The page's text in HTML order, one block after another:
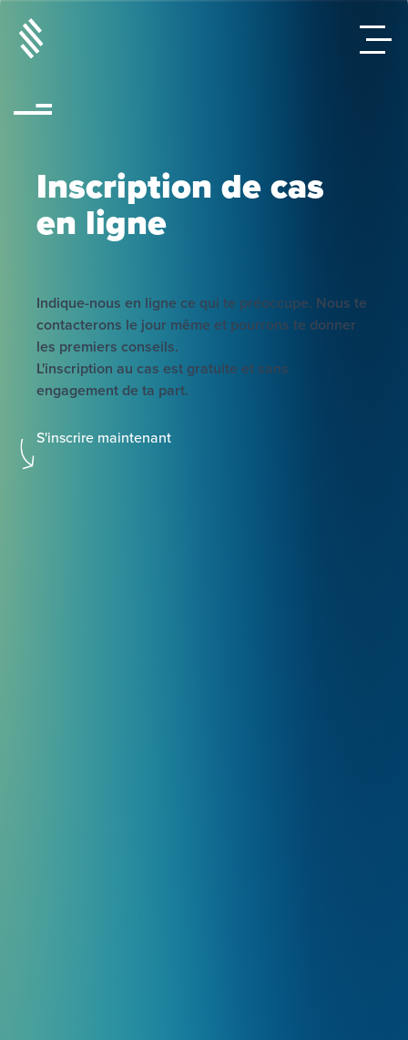
Inscription de cas
en ligne
Indique-nous en ligne ce qui te préoccupe. Nous te
contacterons le jour même et pourrons te donner
les premiers conseils.
L'inscription au cas est gratuite et sans
engagement de ta part.
S'inscrire maintenant